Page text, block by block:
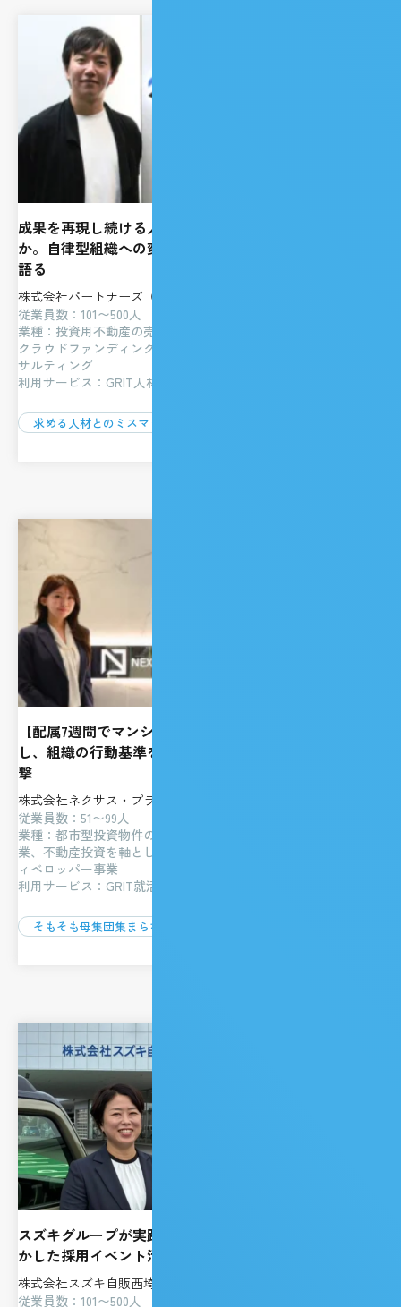
成果を再現し続ける人材を、どう採用し、どう育てる
か。自律型組織への変革の軌跡をパートナーズCHROが
語る
株式会社パートナーズ（PARTNERSCO.,LTD.）
従業員数：101〜500人
業種：投資用不動産の売買・仲介・賃貸管理・リノベーション・
クラウドファンディング、保険コンサルティング、資産運用コン
サルティング
利用サービス：GRIT人材紹介
求める人材とのミスマッチ
【配属7週間でマンション4件受注】圧倒的成果を創出
し、組織の行動基準を塗り替えた「新卒GRIT人材」の衝
撃
株式会社ネクサス・プラウド・インベストメント
従業員数：51〜99人
業種：都市型投資物件の開発、グローバル・インベストメント事
業、不動産投資を軸とした資産形成サポート、賃貸管理事業、デ
ィベロッパー事業
利用サービス：GRIT就活イベント
そもそも母集団集まらない
スズキグループが実践した“リアルタイム情報共有”を活
かした採用イベント活用術
株式会社スズキ自販西埼玉
従業員数：101〜500人